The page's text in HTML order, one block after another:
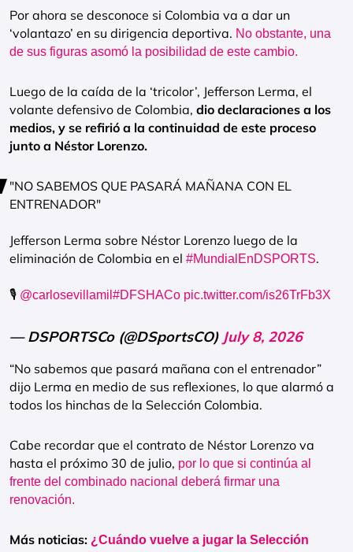
Por ahora se desconoce si Colombia va a dar un
‘volantazo’ en su dirigencia deportiva. No obstante, una
de sus figuras asomó la posibilidad de este cambio.
Luego de la caída de la ‘tricolor’, Jefferson Lerma, el
volante defensivo de Colombia, dio declaraciones a los
medios, y se refirió a la continuidad de este proceso
junto a Néstor Lorenzo.
"NO SABEMOS QUE PASARÁ MAÑANA CON EL
ENTRENADOR"
Jefferson Lerma sobre Néstor Lorenzo luego de la
eliminación de Colombia en el #MundialEnDSPORTS.
🎙️ @carlosevillamil #DFSHACo pic.twitter.com/is26TrFb3X
— DSPORTSCo (@DSportsCO) July 8, 2026
“No sabemos que pasará mañana con el entrenador”
dijo Lerma en medio de sus reflexiones, lo que alarmó a
todos los hinchas de la Selección Colombia.
Cabe recordar que el contrato de Néstor Lorenzo va
hasta el próximo 30 de julio, por lo que si continúa al
frente del combinado nacional deberá firmar una
renovación.
Más noticias: ¿Cuándo vuelve a jugar la Selección